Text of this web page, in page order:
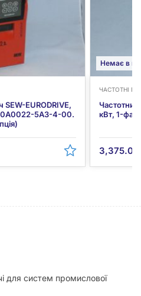
EURODRIVE,
5A3-4-00.
Немає в
ЧАСТОТНІ
кВт, 1-
для систем промислової